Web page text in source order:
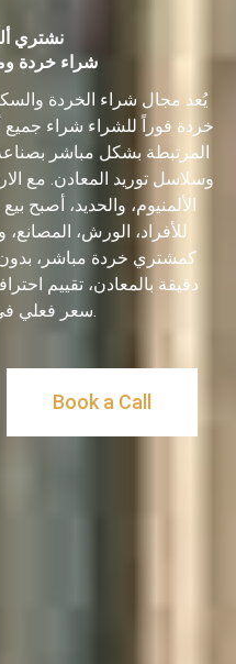
نشتري
شراء خردة
يُعد مجال شراء الخردة
خردة فوراً للشراء شراء جميع
المرتبطة بشكل مباشر بصناعة
وسلاسل توريد المعادن. مع
الألمنيوم، والحديد، أصبح
للأفراد، الورش،
كمشتري خردة مباشر،
دقيقة بالمعادن، تقييم
سعر فعلي في السوق المحلي.
Book a Call